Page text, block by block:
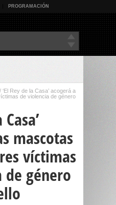
PROGRAMACIÓN
/ ‘El Rey de la Casa’ acogerá a
de violencia de género
mascotas
víctimas
de género